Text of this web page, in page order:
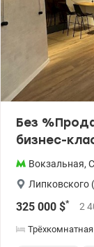
работу двух
кафе.
комфортной
обеспечивает
До центра около
лет. Ціна 88000
Без
бизнес-
Вокзальная,
Липковского
325 000 $* 2
Трёхкомнатная